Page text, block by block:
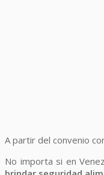
A partir del convenio
No importa si en